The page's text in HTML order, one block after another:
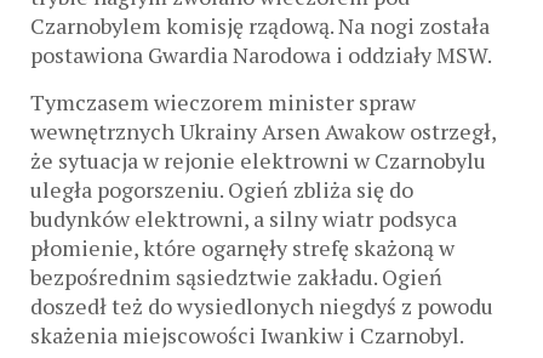
Czarnobylem komisję rządową. Na nogi została
postawiona Gwardia Narodowa i oddziały MSW.
Tymczasem wieczorem minister spraw
wewnętrznych Ukrainy Arsen Awakow ostrzegł,
że sytuacja w rejonie elektrowni w Czarnobylu
uległa pogorszeniu. Ogień zbliża się do
budynków elektrowni, a silny wiatr podsyca
płomienie, które ogarnęły strefę skażoną w
bezpośrednim sąsiedztwie zakładu. Ogień
doszedł też do wysiedlonych niegdyś z powodu
skażenia miejscowości Iwankiw i Czarnobyl.